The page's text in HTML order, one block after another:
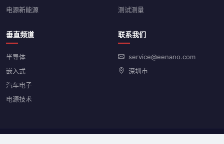
电源新能源
测试测量
垂直频道
半导体
嵌入式
汽车电子
电源技术
联系我们
service@eenano.com
深圳市